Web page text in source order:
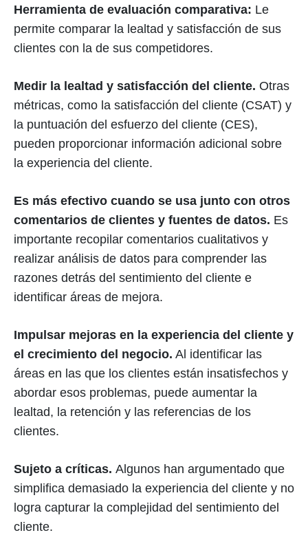
Herramienta de evaluación comparativa: Le
permite comparar la lealtad y satisfacción de sus
clientes con la de sus competidores.
Medir la lealtad y satisfacción del cliente. Otras
métricas, como la satisfacción del cliente (CSAT) y
la puntuación del esfuerzo del cliente (CES),
pueden proporcionar información adicional sobre
la experiencia del cliente.
Es más efectivo cuando se usa junto con otros
comentarios de clientes y fuentes de datos. Es
importante recopilar comentarios cualitativos y
realizar análisis de datos para comprender las
razones detrás del sentimiento del cliente e
identificar áreas de mejora.
Impulsar mejoras en la experiencia del cliente y
el crecimiento del negocio. Al identificar las
áreas en las que los clientes están insatisfechos y
abordar esos problemas, puede aumentar la
lealtad, la retención y las referencias de los
clientes.
Sujeto a críticas. Algunos han argumentado que
simplifica demasiado la experiencia del cliente y no
logra capturar la complejidad del sentimiento del
cliente.